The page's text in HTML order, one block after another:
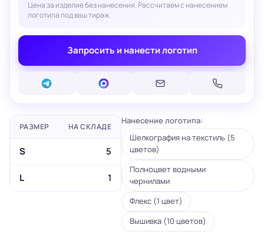
Цена за изделие без нанесения. Рассчитаем с нанесением
логотипа под ваш тираж.
Запросить и нанести логотип
РАЗМЕР НА СКЛАДЕ
S 5
L 1
Нанесение логотипа:
Шелкография на текстиль (5
цветов)
Полноцвет водными
чернилами
Флекс (1 цвет)
Вышивка (10 цветов)